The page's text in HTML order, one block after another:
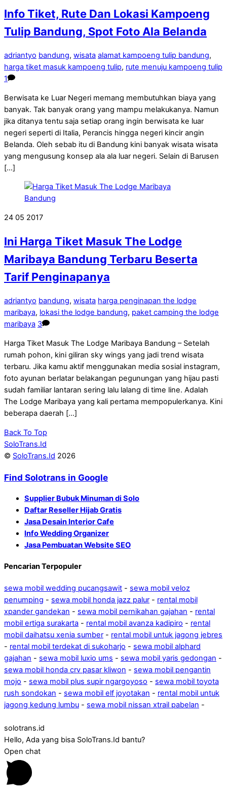
Info Tiket, Rute Dan Lokasi Kampoeng
Tulip Bandung, Spot Foto Ala Belanda
adriantyo bandung, wisata alamat kampoeng tulip bandung,
harga tiket masuk kampoeng tulip, rute menuju kampoeng tulip
1
Berwisata ke Luar Negeri memang membutuhkan biaya yang
banyak. Tak banyak orang yang mampu melakukanya. Namun
jika ditanya tentu saja setiap orang ingin berwisata ke luar
negeri seperti di Italia, Perancis hingga negeri kincir angin
Belanda. Oleh sebab itu di Bandung kini banyak wisata wisata
yang mengusung konsep ala ala luar negeri. Selain di Barusen
[…]
24 05 2017
Ini Harga Tiket Masuk The Lodge
Maribaya Bandung Terbaru Beserta
Tarif Penginapanya
adriantyo bandung, wisata harga penginapan the lodge
maribaya, lokasi the lodge bandung, paket camping the lodge
maribaya 3
Harga Tiket Masuk The Lodge Maribaya Bandung – Setelah
rumah pohon, kini giliran sky wings yang jadi trend wisata
terbaru. Jika kamu aktif menggunakan media sosial instagram,
foto ayunan berlatar belakangan pegunungan yang hijau pasti
sudah familiar lantaran sering lalu lalang di time line. Adalah
The Lodge Maribaya yang kali pertama mempopulerkanya. Kini
beberapa daerah […]
Back To Top
SoloTrans.Id
© SoloTrans.Id 2026
Find Solotrans in Google
Supplier Bubuk Minuman di Solo
Daftar Reseller Hijab Gratis
Jasa Desain Interior Cafe
Info Wedding Organizer
Jasa Pembuatan Website SEO
Pencarian Terpopuler
sewa mobil wedding pucangsawit - sewa mobil veloz
penumping - sewa mobil honda jazz palur - rental mobil
xpander gandekan - sewa mobil pernikahan gajahan - rental
mobil ertiga surakarta - rental mobil avanza kadipiro - rental
mobil daihatsu xenia sumber - rental mobil untuk jagong jebres
- rental mobil terdekat di sukoharjo - sewa mobil alphard
gajahan - sewa mobil luxio ums - sewa mobil yaris gedongan -
sewa mobil honda crv pasar kliwon - sewa mobil pengantin
mojo - sewa mobil plus supir ngargoyoso - sewa mobil toyota
rush sondokan - sewa mobil elf joyotakan - rental mobil untuk
jagong kedung lumbu - sewa mobil nissan xtrail pabelan -
solotrans.id
Hello, Ada yang bisa SoloTrans.Id bantu?
Open chat